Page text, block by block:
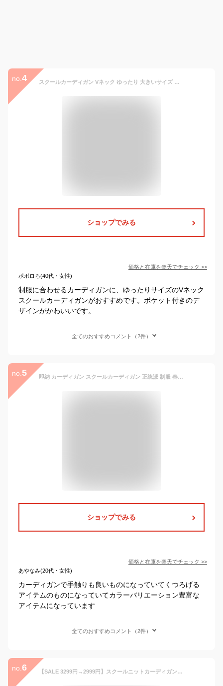
no. 4 スクールカーディガン Vネック ゆったり 大きいサイズ スクールセーター JK制服 無地 長袖 ニット 制服 カーディガン レディース 前開き スクール Vネック 秋冬 春 羽織り 学生服 中学生 女子高生 シンプル かわいい セーター アウター 学園風 防寒 暖かい 通学 通勤
ショップでみる
価格と在庫を楽天でチェック >>
ポポロろ(40代・女性)
制服に合わせるカーディガンに、ゆったりサイズのVネック
スクールカーディガンがおすすめです。ポケット付きのデ
ザインがかわいいです。
全てのおすすめコメント（2件）
no. 5 即納 カーディガン スクールカーディガン 正統派 制服 春 夏 大人気 女子高生 通学 学生 中学 Vネック 無地 定番 綿100% JK JC レディース シンプル 黒 白 紺 ベージュ ピンク グレー パープル 大きい 小さい
ショップでみる
価格と在庫を楽天でチェック >>
あやなみ(20代・女性)
カーディガンで手触りも良いものになっていてくつろげる
アイテムのものになっていてカラーバリエーション豊富な
アイテムになっています
全てのおすすめコメント（2件）
no. 6 【SALE 3299円→2999円】スクールニットカーディガン カーディガン レディース 学生服 通学 スクールカーディガン ニット セーター 紺 学生 学校 制服 オフィス 仕事着 通勤 事務 大きめ ゆったり カジュアル 洗える 秋 WEGO